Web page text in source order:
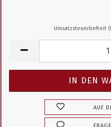
Umsatzsteuerbefreit
AUF